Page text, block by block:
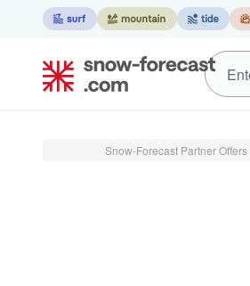
Snow-Forecast Partner Offers